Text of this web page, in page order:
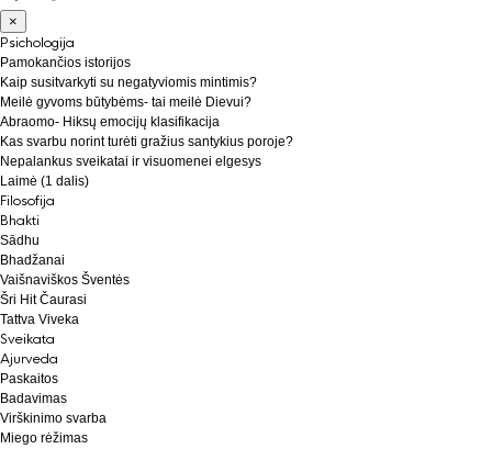
×
Psichologija
Pamokančios istorijos
Kaip susitvarkyti su negatyviomis mintimis?
Meilė gyvoms būtybėms- tai meilė Dievui?
Abraomo- Hiksų emocijų klasifikacija
Kas svarbu norint turėti gražius santykius poroje?
Nepalankus sveikatai ir visuomenei elgesys
Laimė (1 dalis)
Filosofija
Bhakti
Sādhu
Bhadžanai
Vaišnaviškos Šventės
Šri Hit Čaurasi
Tattva Viveka
Sveikata
Ajurveda
Paskaitos
Badavimas
Virškinimo svarba
Miego rėžimas